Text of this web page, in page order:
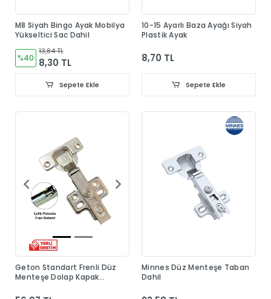
M8 Siyah Bingo Ayak Mobilya
Yükseltici Sac Dahil
%40
13,84 TL
8,30 TL
Sepete Ekle
10-15 Ayarlı Baza Ayağı Siyah
Plastik Ayak
8,70 TL
Sepete Ekle
Geton Standart Frenli Düz
Menteşe Dolap Kapak
Minnes Düz Menteşe Taban
Dahil